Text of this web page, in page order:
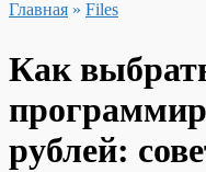
Главная » Files
Как
рублей: